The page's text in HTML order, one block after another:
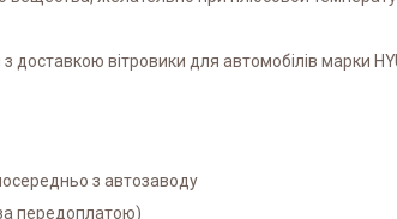
вітровики для автомобілів марки
з автозаводу
передоплатою)